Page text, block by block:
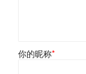
你的昵称*